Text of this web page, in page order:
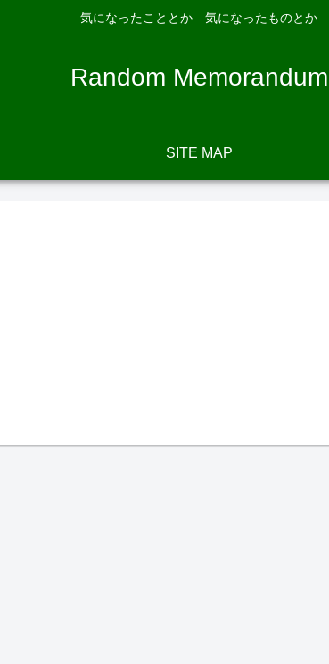
気になったこととか 気になったものとか
Random Memorandum
SITE MAP